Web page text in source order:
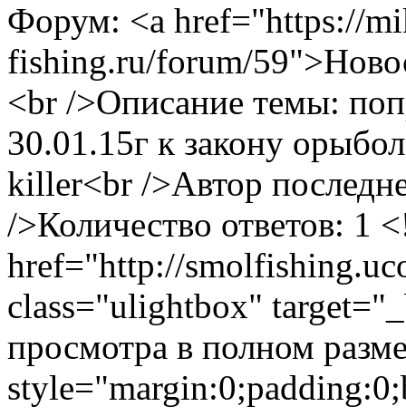
Форум: <a href="https://
fishing.ru/forum/
<br />Описание темы:
30.01.15г к закону
killer<br />Автор
/>Количество ответов: 1
href="http://
class="ulightbox"
просмотра в полном